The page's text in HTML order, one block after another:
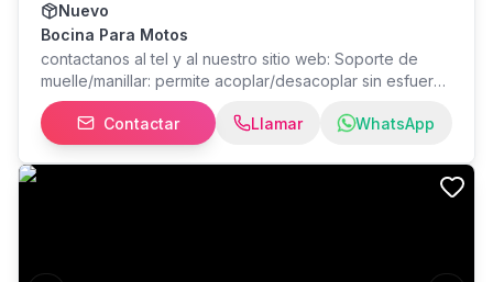
Nuevo
Bocina Para Motos
contactanos al tel y al nuestro sitio web: Soporte de
muelle/manillar: permite acoplar/desacoplar sin esfuerzo
en el soporte de montaje incluido, diseñado
específicamente para manillar de bicicleta y motocicleta.
Transmisión inalámbrica Bluetooth: Transmite música de
forma inalámbrica desde tu teléfono, tableta o cualquier
Contactar Llamar WhatsApp